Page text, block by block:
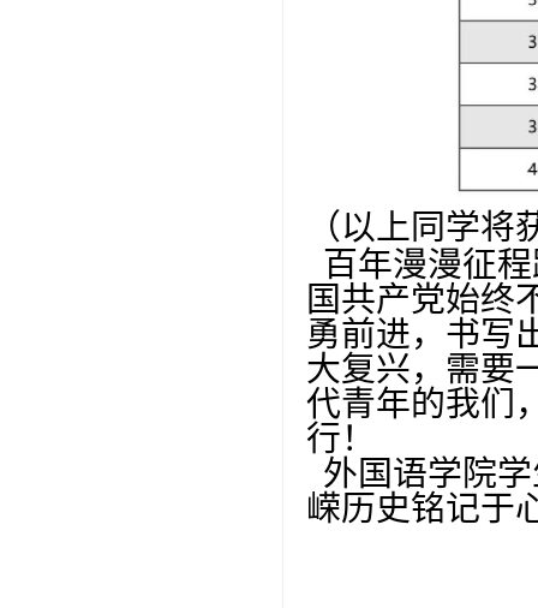
（以上同学
百年漫漫征
国共产党始终
勇前进，书写
大复兴，需要
代青年的我们
行！
外国语学院
嵘历史铭记于